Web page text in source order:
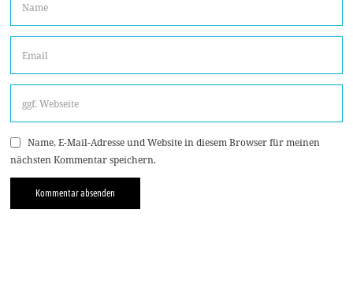
Name, E-Mail-Adresse und Website in diesem Browser für meinen
nächsten Kommentar speichern.